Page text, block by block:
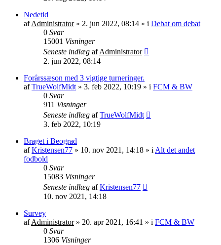
Nedetid
afAdministrator» 2. jun 2022, 08:14 » i Debat om debat
0 Svar
15001 Visninger
Seneste indlæg afAdministrator
2. jun 2022, 08:14
Forårssæson med 3 vigtige turneringer.
afTrueWolfMidt » 3. feb 2022, 10:19 » i FCM & BW
0 Svar
911 Visninger
Seneste indlæg afTrueWolfMidt
3. feb 2022, 10:19
Braget i Beograd
afKristensen77 » 10. nov 2021, 14:18 » i Alt det andet
fodbold
0 Svar
15083 Visninger
Seneste indlæg afKristensen77
10. nov 2021, 14:18
Survey
afAdministrator» 20. apr 2021, 16:41 » i FCM & BW
0 Svar
1306 Visninger